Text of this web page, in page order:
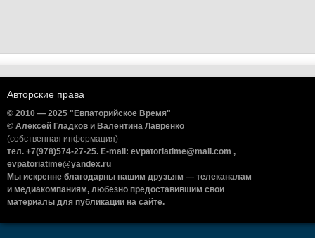
Авторские права
© 2010 — 2025 "Евпаторийское Время"
© Алексей Гладков и Валентина Лавренко
(собственная информация)
тел. +7(978)574-27-25. E-mail: evpatoriatime@mail.com ,
evpatoriatime@yandex.ru
Мы искренне благодарны нашим друзьям — телеканалам
и медиакомпаниям, любезно предоставившим свои
материалы для публикации на сайте.